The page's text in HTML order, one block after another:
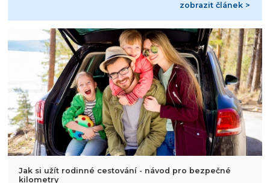
zobrazit článek >
Jak si užít rodinné cestování - návod pro bezpečné
kilometry